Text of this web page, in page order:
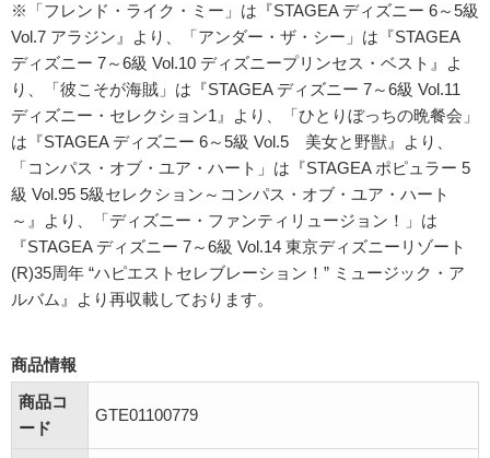
※「フレンド・ライク・ミー」は『STAGEA ディズニー 6～5級
Vol.7 アラジン』より、「アンダー・ザ・シー」は『STAGEA
ディズニー 7～6級 Vol.10 ディズニープリンセス・ベスト』よ
り、「彼こそが海賊」は『STAGEA ディズニー 7～6級 Vol.11
ディズニー・セレクション1』より、「ひとりぼっちの晩餐会」
は『STAGEA ディズニー 6～5級 Vol.5 美女と野獣』より、
「コンパス・オブ・ユア・ハート」は『STAGEA ポピュラー 5
級 Vol.95 5級セレクション～コンパス・オブ・ユア・ハート
～』より、「ディズニー・ファンティリュージョン！」は
『STAGEA ディズニー 7～6級 Vol.14 東京ディズニーリゾート
(R)35周年 “ハピエストセレブレーション！” ミュージック・ア
ルバム』より再収載しております。
商品情報
商品コ
ード
GTE01100779